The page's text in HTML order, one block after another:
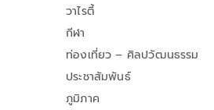
วาไรตี้
กีฬา
ท่องเที่ยว – ศิลปวัฒนธรรม
ประชาสัมพันธ์
ภูมิภาค